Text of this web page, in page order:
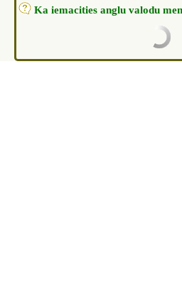
Ka iemacities anglu valodu